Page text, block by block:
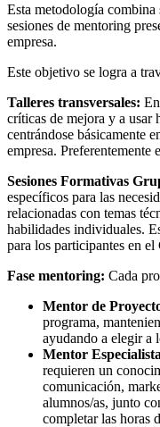
Esta metodología combina
sesiones de mentoring
empresa.
Este objetivo se logra a
Talleres transversales:
críticas de mejora y a usar
centrándose básicamente
empresa. Preferentemente
Sesiones Formativas
específicos para las
relacionadas con temas
habilidades individuales.
para los participantes en
Fase mentoring: Cada
Mentor de
programa,
ayudando a elegir a
Mentor Especialista
requieren un
comunicación,
alumnos/as, junto
completar las horas